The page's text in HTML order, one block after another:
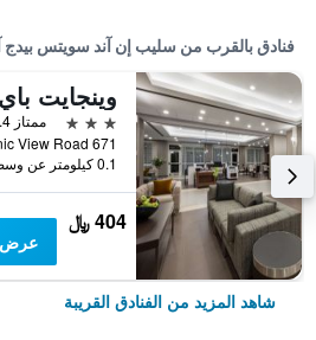
فنادق بالقرب من سليب إن آند سويتس بيدج
3 نجوم
ممتاز 8.4
0.1 كيلومتر عن وسط المدينة
404 ﷼
عرض
شاهد المزيد من الفنادق القريبة